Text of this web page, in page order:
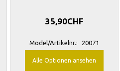
35,90CHF
Model/Artikelnr.: 20071
Alle Optionen ansehen